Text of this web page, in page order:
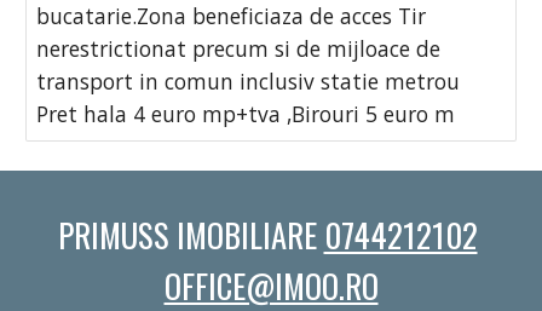
bucatarie.Zona beneficiaza de acces Tir
nerestrictionat precum si de mijloace de
transport in comun inclusiv statie metrou
Pret hala 4 euro mp+tva ,Birouri 5 euro m
PRIMUSS IMOBILIARE 0744212102
OFFICE@IMOO.RO